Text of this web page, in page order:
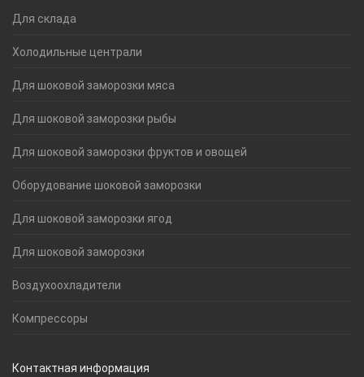
Для склада
Холодильные централи
Для шоковой заморозки мяса
Для шоковой заморозки рыбы
Для шоковой заморозки фруктов и овощей
Оборудование шоковой заморозки
Для шоковой заморозки ягод
Для шоковой заморозки
Воздухоохладители
Компрессоры
Контактная информация